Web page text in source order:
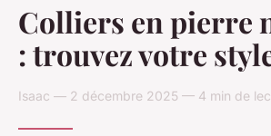
Colliers en pierre
: trouvez votre
Isaac — 2 décembre 2025 — 4 min de